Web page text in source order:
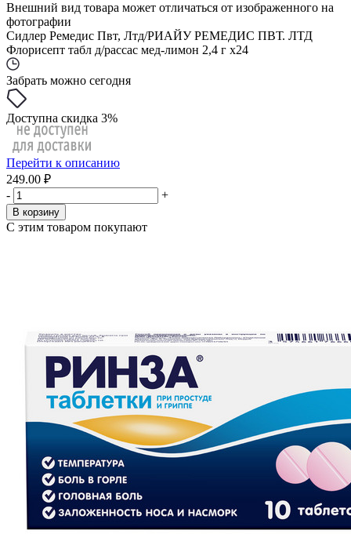
Внешний вид товара может отличаться от изображенного на
фотографии
Сидлер Ремедис Пвт, Лтд/РИАЙУ РЕМЕДИС ПВТ. ЛТД
Флорисепт табл д/рассас мед-лимон 2,4 г x24
Забрать можно сегодня
Доступна скидка 3%
Перейти к описанию
249.00 ₽
-
+
В корзину
С этим товаром покупают